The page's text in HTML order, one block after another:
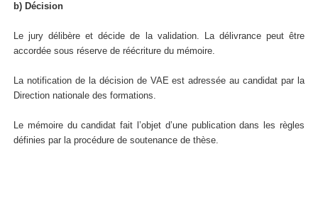
b) Décision
Le jury délibère et décide de la validation. La délivrance peut être
accordée sous réserve de réécriture du mémoire.
La notification de la décision de VAE est adressée au candidat par la
Direction nationale des formations.
Le mémoire du candidat fait l’objet d’une publication dans les règles
définies par la procédure de soutenance de thèse.